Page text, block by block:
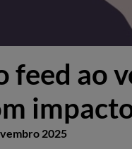
feed ao
2025